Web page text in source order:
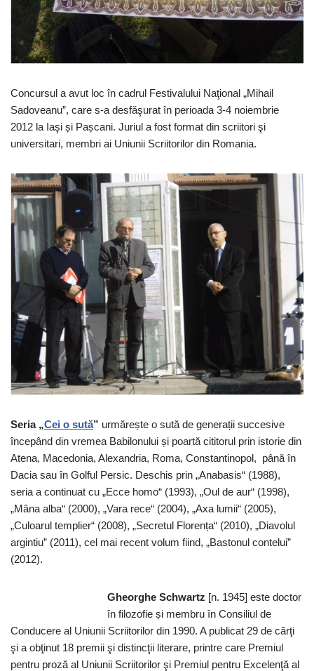
Concursul a avut loc în cadrul Festivalului Naţional „Mihail
Sadoveanu”, care s-a desfăşurat în perioada 3-4 noiembrie
2012 la Iaşi și Pașcani. Juriul a fost format din scriitori şi
universitari, membri ai Uniunii Scriitorilor din Romania.
Seria „Cei o sută” urmărește o sută de generații succesive
începând din vremea Babilonului și poartă cititorul prin istorie din
Atena, Macedonia, Alexandria, Roma, Constantinopol, până în
Dacia sau în Golful Persic. Deschis prin „Anabasis“ (1988),
seria a continuat cu „Ecce homo“ (1993), „Oul de aur“ (1998),
„Mâna alba“ (2000), „Vara rece“ (2004), „Axa lumii“ (2005),
„Culoarul templier“ (2008), „Secretul Florența“ (2010), „Diavolul
argintiu” (2011), cel mai recent volum fiind, „Bastonul contelui”
(2012).
Gheorghe Schwartz [n. 1945] este doctor
în filozofie și membru în Consiliul de
Conducere al Uniunii Scriitorilor din 1990. A publicat 29 de cărţi
şi a obţinut 18 premii şi distincţii literare, printre care Premiul
pentru proză al Uniunii Scriitorilor şi Premiul pentru Excelenţă al